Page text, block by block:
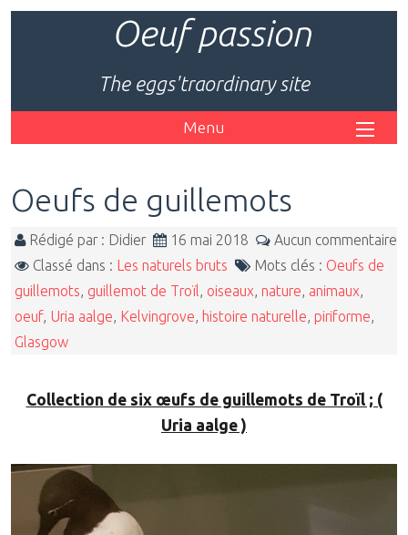
Oeuf passion
The eggs'traordinary site
Menu
Oeufs de guillemots
Rédigé par : Didier 16 mai 2018
Aucun commentaire
Classé dans : Les naturels bruts Mots clés : Oeufs de
guillemots guillemot de Troïl oiseaux nature animaux
oeuf, Uria aalge Kelvingrove histoire naturelle piriforme
Glasgow
Collection de six œufs de guillemots de Troïl ; (
Uria aalge )